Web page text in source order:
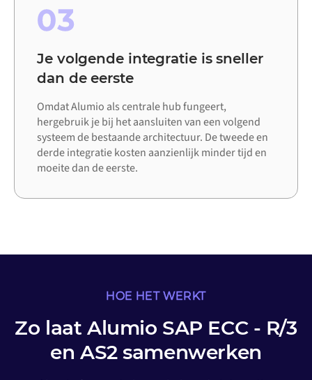
03
Je volgende integratie is sneller
dan de eerste
Omdat Alumio als centrale hub fungeert,
hergebruik je bij het aansluiten van een volgend
systeem de bestaande architectuur. De tweede en
derde integratie kosten aanzienlijk minder tijd en
moeite dan de eerste.
HOE HET WERKT
Zo laat Alumio SAP ECC - R/3
en AS2 samenwerken